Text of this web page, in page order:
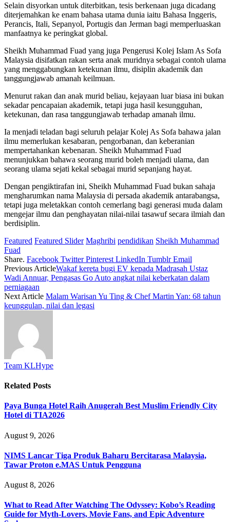
Selain disyorkan untuk diterbitkan, tesis berkenaan juga dicadang
diterjemahkan ke enam bahasa utama dunia iaitu Bahasa Inggeris,
Perancis, Itali, Sepanyol, Portugis dan Jerman bagi memperluaskan
manfaatnya ke peringkat global.
Sheikh Muhammad Fuad yang juga Pengerusi Kolej Islam As Sofa
Malaysia disifatkan rakan serta anak muridnya sebagai contoh ulama
yang menggabungkan ketekunan ilmu, disiplin akademik dan
tanggungjawab amanah keilmuan.
Menurut rakan dan anak murid beliau, kejayaan luar biasa ini bukan
sekadar pencapaian akademik, tetapi juga hasil kesungguhan,
ketekunan, dan rasa tanggungjawab terhadap amanah ilmu.
Ia menjadi teladan bagi seluruh pelajar Kolej As Sofa bahawa jalan
ilmu memerlukan kesabaran, pengorbanan, dan keberanian
mempertahankan kebenaran. Sheikh Muhammad Fuad
menunjukkan bahawa seorang murid boleh menjadi ulama, dan
seorang ulama sejati kekal sebagai murid sepanjang hayat.
Dengan pengiktirafan ini, Sheikh Muhammad Fuad bukan sahaja
mengharumkan nama Malaysia di persada akademik antarabangsa,
tetapi juga meletakkan contoh cemerlang bagi generasi muda dalam
mengejar ilmu dan penghayatan nilai-nilai tasawuf secara ilmiah dan
berdisiplin.
Featured Featured Slider Maghribi pendidikan Sheikh Muhammad
Fuad
Share. Facebook Twitter Pinterest LinkedIn Tumblr Email
Previous ArticleWakaf kereta bugi EV kepada Madrasah Ustaz
Wadi Annuar, Pengasas Go Auto angkat nilai keberkatan dalam
perniagaan
Next Article Malam Warisan Yu Ting & Chef Martin Yan: 68 tahun
keunggulan, nilai dan legasi
Team KLHype
Related Posts
Paya Bunga Hotel Raih Anugerah Best Muslim Friendly City
Hotel di TIA2026
August 9, 2026
NIMS Lancar Tiga Produk Baharu Bercitarasa Malaysia,
Tawar Proton e.MAS Untuk Pengguna
August 8, 2026
What to Read After Watching The Odyssey: Kobo’s Reading
Guide for Myth-Lovers, Movie Fans, and Epic Adventure